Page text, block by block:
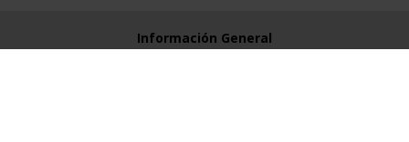
Información General